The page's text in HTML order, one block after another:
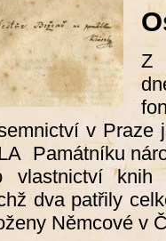
Z
v Praze
Památníku
vlastnictví knih
dva patřily
Němcové v